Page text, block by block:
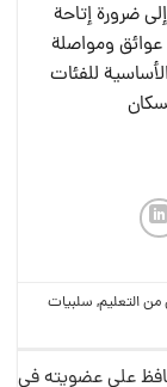
ضرورة إتاحة
ومواصلة
للفئات
من التعليم, سلبيات
على عضويته في